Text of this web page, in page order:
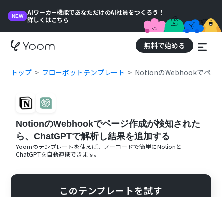
NEW
AIワーカー機能であなただけのAI社員をつくろう！
詳しくはこちら
無料で始める
トップ フローボットテンプレート NotionのWebhookでペー
NotionのWebhookでページ作成が検知された
ら、ChatGPTで解析し結果を追加する
Yoomのテンプレートを使えば、ノーコードで簡単にNotionと
ChatGPTを自動連携できます。
このテンプレートを試す